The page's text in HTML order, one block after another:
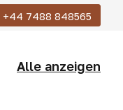
+44 7488 848565
Alle anzeigen